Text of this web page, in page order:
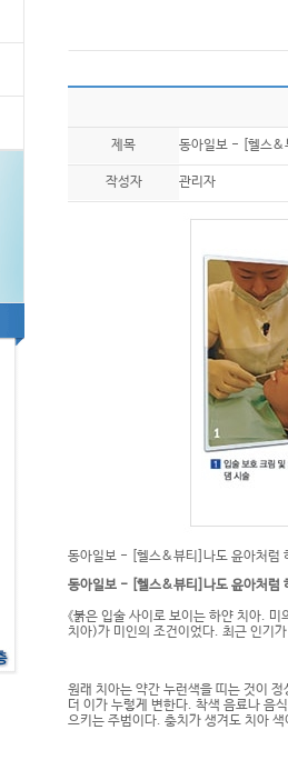
제목 동아일보 - [헬스&
작성자 관리자
동아일보 - [헬스&뷰티]나도 윤아처
동아일보 - [헬스&뷰티]나도 윤아처럼
《붉은 입술 사이로 보이는 하얀 치아.
치아)가 미인의 조건이었다. 최근 인기
원래 치아는 약간 누런색을 띠는 것이
더 이가 누렇게 변한다. 착색 음료나 음
으키는 주범이다. 충치가 생겨도 치아 색